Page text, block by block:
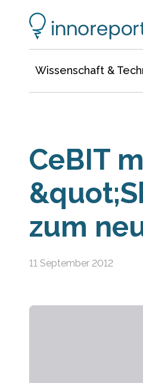
Wissenschaft &
CeBIT
zum
11 September 2012